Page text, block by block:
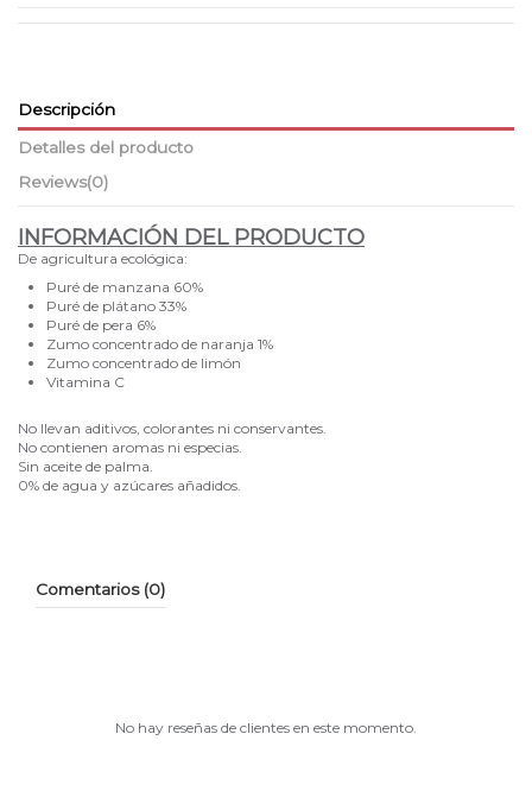
Descripción
Detalles del producto
Reviews(0)
INFORMACIÓN DEL PRODUCTO
De agricultura ecológica:
Puré de manzana 60%
Puré de plátano 33%
Puré de pera 6%
Zumo concentrado de naranja 1%
Zumo concentrado de limón
Vitamina C
No llevan aditivos, colorantes ni conservantes.
No contienen aromas ni especias.
Sin aceite de palma.
0% de agua y azúcares añadidos.
Comentarios (0)
No hay reseñas de clientes en este momento.